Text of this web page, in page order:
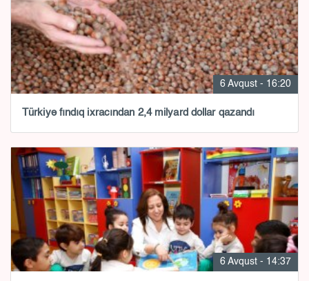
6 Avqust - 16:20
Türkiyə fındıq ixracından 2,4 milyard dollar qazandı
6 Avqust - 14:37